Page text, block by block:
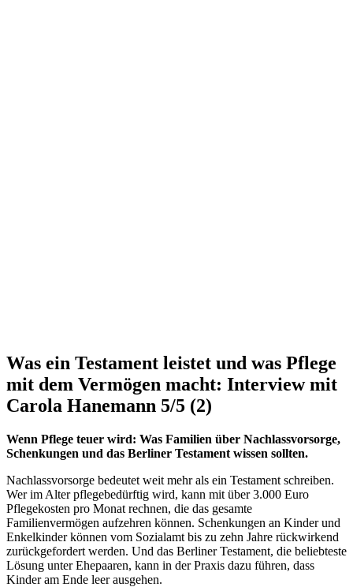
Was ein Testament leistet und was Pflege
mit dem Vermögen macht: Interview mit
Carola Hanemann 5/5 (2)
Wenn Pflege teuer wird: Was Familien über Nachlassvorsorge,
Schenkungen und das Berliner Testament wissen sollten.
Nachlassvorsorge bedeutet weit mehr als ein Testament schreiben.
Wer im Alter pflegebedürftig wird, kann mit über 3.000 Euro
Pflegekosten pro Monat rechnen, die das gesamte
Familienvermögen aufzehren können. Schenkungen an Kinder und
Enkelkinder können vom Sozialamt bis zu zehn Jahre rückwirkend
zurückgefordert werden. Und das Berliner Testament, die beliebteste
Lösung unter Ehepaaren, kann in der Praxis dazu führen, dass
Kinder am Ende leer ausgehen.